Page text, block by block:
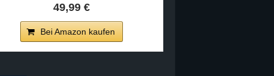
49,99 €
Bei Amazon kaufen